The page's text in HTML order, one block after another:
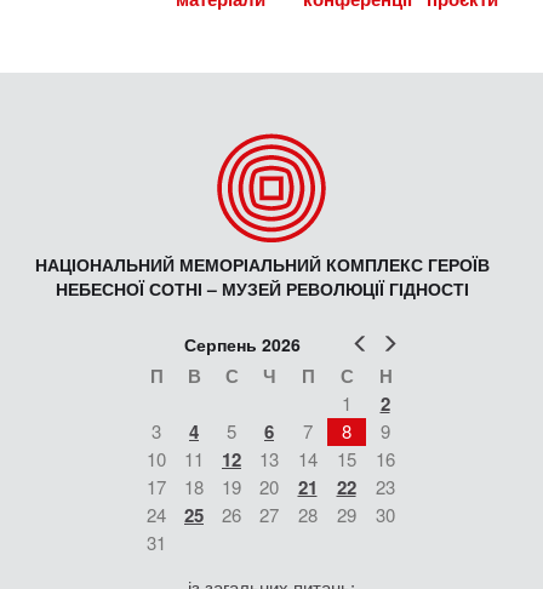
НАЦІОНАЛЬНИЙ МЕМОРІАЛЬНИЙ КОМПЛЕКС ГЕРОЇВ
НЕБЕСНОЇ СОТНІ – МУЗЕЙ РЕВОЛЮЦІЇ ГІДНОСТІ
Попер
Серпень 2026
П В С Ч П С Н
1 2
3 4 5 6 7 8
9
10
11 12 13 14 15
16
17
18 19 20 21 22
23
24
25 26 27 28 29
30
31